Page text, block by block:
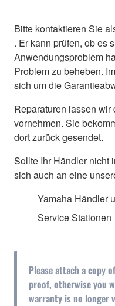
Bitte kontaktieren Sie
. Er kann prüfen, ob es
Anwendungsproblem
Problem zu beheben.
sich um die
Reparaturen lassen
vornehmen. Sie
dort zurück gesendet.
Sollte Ihr Händler nicht
sich auch an eine
Yamaha Händler
Service Stationen
Please attach a copy
proof, otherwise you
warranty is no longer